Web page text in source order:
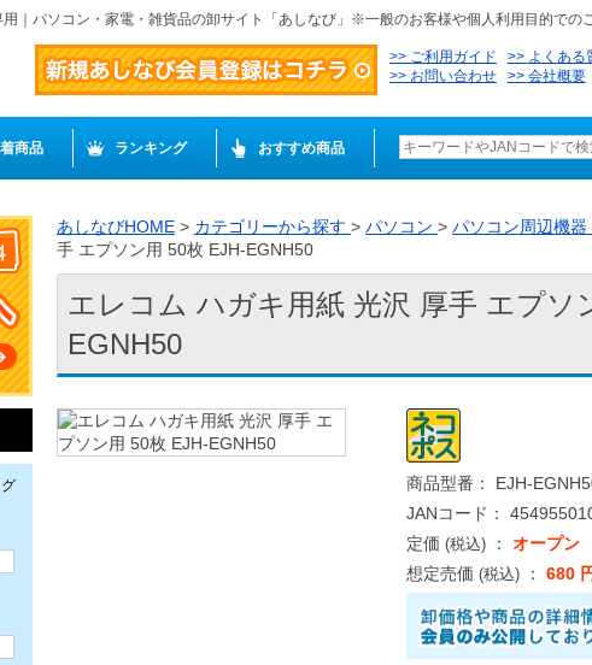
｜パソコン・家電・雑貨品の卸サイト「あしなび」※一般のお客様や個人利用目的での
ご利用ガイド
よくある
お問い合わせ
会社概要
商品 ランキング おすすめ商品
あしなびHOME > カテゴリーから探す > パソコン > パソコン周辺機器
手 エプソン用 50枚 EJH-EGNH50
エレコム ハガキ用紙 光沢 厚手 エプソ
EGNH50
商品型番： EJH-
JANコード：
定価 (税込) ： オープン
想定売価 (税込) ： 680